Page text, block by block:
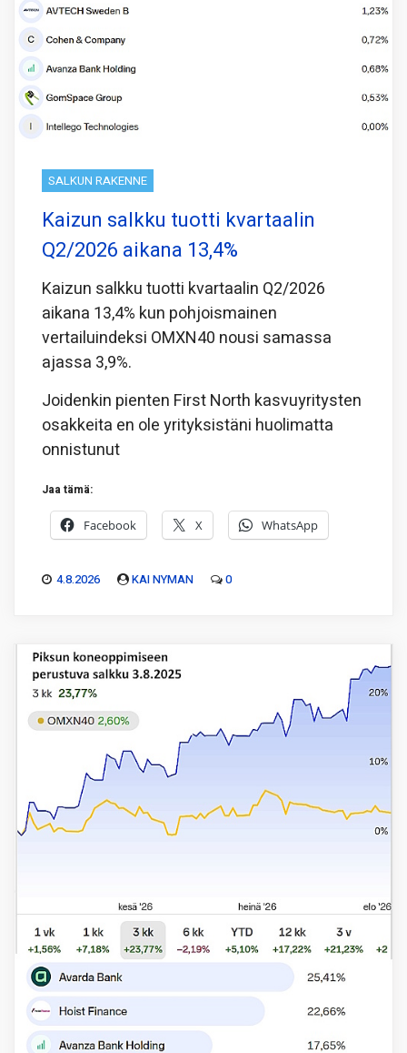
SALKUN RAKENNE
Kaizun salkku tuotti kvartaalin
Q2/2026 aikana 13,4%
Kaizun salkku tuotti kvartaalin Q2/2026
aikana 13,4% kun pohjoismainen
vertailuindeksi OMXN40 nousi samassa
ajassa 3,9%.
Joidenkin pienten First North kasvuyritysten
osakkeita en ole yrityksistäni huolimatta
onnistunut
Jaa tämä:
Facebook X WhatsApp
4.8.2026 KAI NYMAN 0